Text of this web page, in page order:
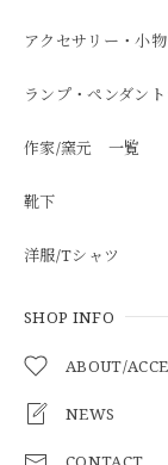
アクセサリー・小物
ランプ・ペンダン
作家/窯元 一覧
靴下
洋服/Tシャツ
SHOP INFO
ABOUT/
NEWS